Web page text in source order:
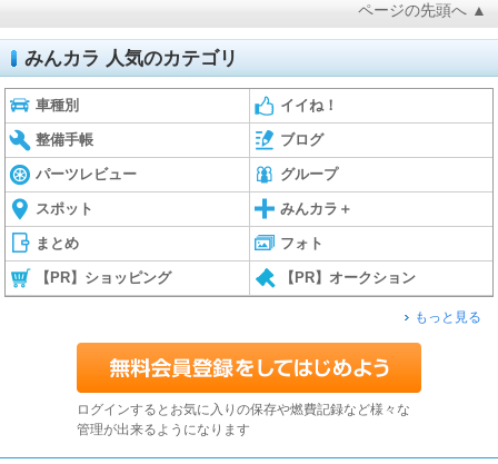
ページの先頭へ ▲
みんカラ 人気のカテゴリ
車種別 イイね！
整備手帳 ブログ
パーツレビュー グループ
スポット みんカラ＋
まとめ フォト
【PR】ショッピング 【PR】オークション
もっと見る
ログインするとお気に入りの保存や燃費記録など様々な
管理が出来るようになります